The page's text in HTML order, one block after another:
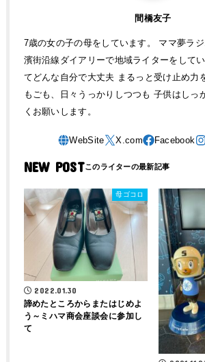
間橋友子
7歳の女の子の母をしています。 ママ夢ラ
濱街沿線ダイアリーで地域ライターをして
てどんな自分で大丈夫 まるっと受け止め力
もごも、日々うっかりしつつも 子供はしっ
くお願いします。
NEW POST
母ゴコロ
2022.01.30
諦めたところからまたはじめよ
う～ミハマ商会座談会に参加し
て